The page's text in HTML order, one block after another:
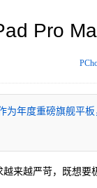
Pro
为年度重磅旗舰平
越来越严苛，既想